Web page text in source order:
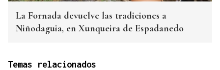
La Fornada devuelve las tradiciones a
Niñodaguia, en Xunqueira de Espadanedo
Temas relacionados